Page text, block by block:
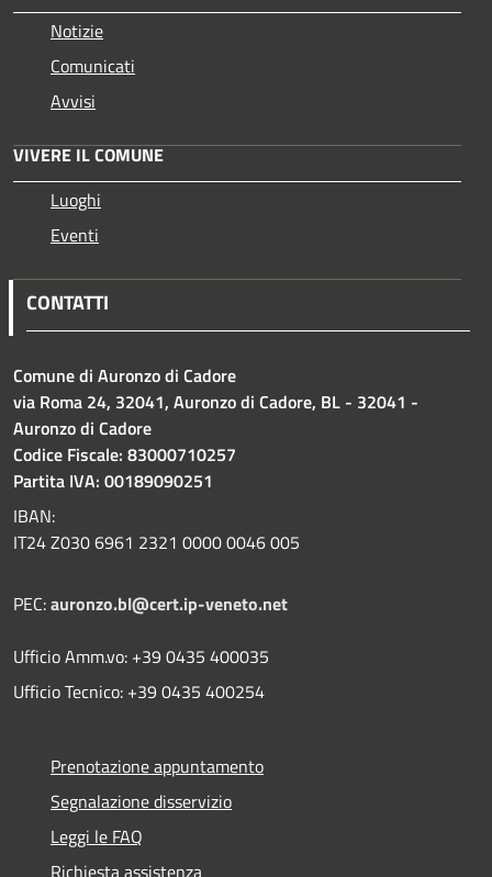
Notizie
Comunicati
Avvisi
VIVERE IL COMUNE
Luoghi
Eventi
CONTATTI
Comune di Auronzo di Cadore
via Roma 24, 32041, Auronzo di Cadore, BL - 32041 -
Auronzo di Cadore
Codice Fiscale: 83000710257
Partita IVA: 00189090251
IBAN:
IT24 Z030 6961 2321 0000 0046 005
PEC:auronzo.bl@cert.ip-veneto.net
Ufficio Amm.vo: +39 0435 400035
Ufficio Tecnico: +39 0435 400254
Prenotazione appuntamento
Segnalazione disservizio
Leggi le FAQ
Richiesta assistenza